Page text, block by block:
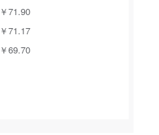
￥71.90
￥71.17
￥69.70